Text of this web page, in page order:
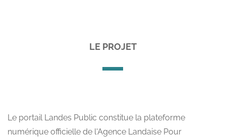
LE PROJET
Le portail Landes Public constitue la plateforme
numérique officielle de l'Agence Landaise Pour